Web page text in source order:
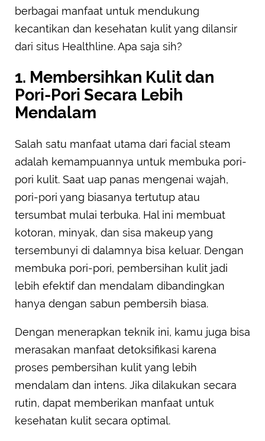
berbagai manfaat untuk mendukung
kecantikan dan kesehatan kulit yang dilansir
dari situs Healthline. Apa saja sih?
1. Membersihkan Kulit dan
Pori-Pori Secara Lebih
Mendalam
Salah satu manfaat utama dari facial steam
adalah kemampuannya untuk membuka pori-
pori kulit. Saat uap panas mengenai wajah,
pori-pori yang biasanya tertutup atau
tersumbat mulai terbuka. Hal ini membuat
kotoran, minyak, dan sisa makeup yang
tersembunyi di dalamnya bisa keluar. Dengan
membuka pori-pori, pembersihan kulit jadi
lebih efektif dan mendalam dibandingkan
hanya dengan sabun pembersih biasa.
Dengan menerapkan teknik ini, kamu juga bisa
merasakan manfaat detoksifikasi karena
proses pembersihan kulit yang lebih
mendalam dan intens. Jika dilakukan secara
rutin, dapat memberikan manfaat untuk
kesehatan kulit secara optimal.